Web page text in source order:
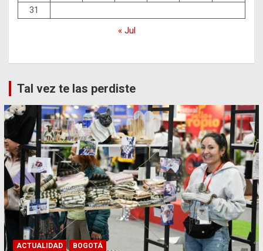
31
« Jul
Tal vez te las perdiste
ACTUALIDAD BOGOTÁ